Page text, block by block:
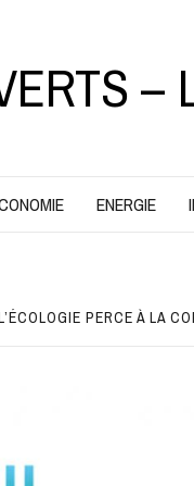
–
ENERGIE
PERCE À LA